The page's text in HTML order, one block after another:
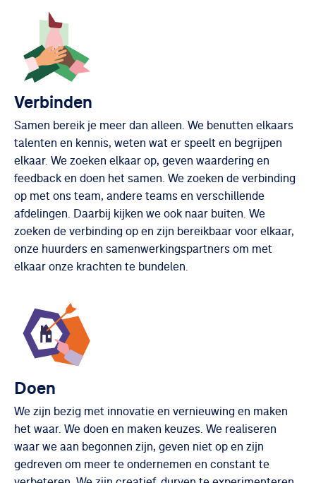
Verbinden
Samen bereik je meer dan alleen. We benutten elkaars
talenten en kennis, weten wat er speelt en begrijpen
elkaar. We zoeken elkaar op, geven waardering en
feedback en doen het samen. We zoeken de verbinding
op met ons team, andere teams en verschillende
afdelingen. Daarbij kijken we ook naar buiten. We
zoeken de verbinding op en zijn bereikbaar voor elkaar,
onze huurders en samenwerkingspartners om met
elkaar onze krachten te bundelen.
Doen
We zijn bezig met innovatie en vernieuwing en maken
het waar. We doen en maken keuzes. We realiseren
waar we aan begonnen zijn, geven niet op en zijn
gedreven om meer te ondernemen en constant te